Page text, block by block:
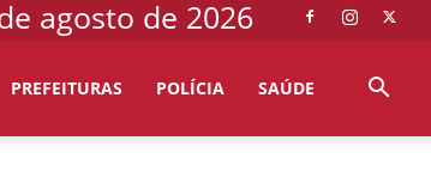
agosto de 2026
PREFEITURAS POLÍCIA SAÚDE